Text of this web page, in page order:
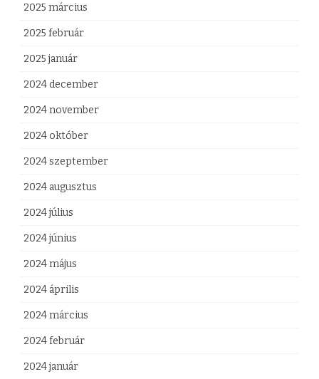
2025 március
2025 február
2025 január
2024 december
2024 november
2024 október
2024 szeptember
2024 augusztus
2024 július
2024 június
2024 május
2024 április
2024 március
2024 február
2024 január